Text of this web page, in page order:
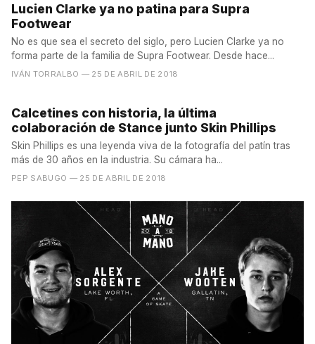
Lucien Clarke ya no patina para Supra
Footwear
No es que sea el secreto del siglo, pero Lucien Clarke ya no
forma parte de la familia de Supra Footwear. Desde hace...
IVÁN TORRALBO — 25 DE ABRIL DE 2018
Calcetines con historia, la última
colaboración de Stance junto Skin Phillips
Skin Phillips es una leyenda viva de la fotografía del patín tras
más de 30 años en la industria. Su cámara ha...
PEP SABUGO — 25 DE ABRIL DE 2018